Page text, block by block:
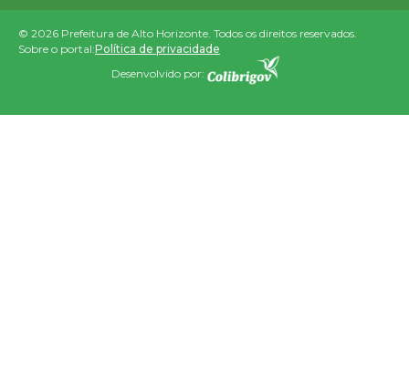
© 2026 Prefeitura de Alto Horizonte. Todos os direitos reservados.
Sobre o portal:Política de privacidade
Desenvolvido por: